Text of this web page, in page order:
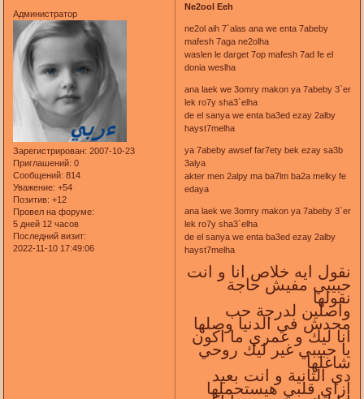
Администратор
Зарегистрирован: 2007-10-23
Приглашений: 0
Сообщений: 814
Уважение: +54
Позитив: +12
Провел на форуме:
5 дней 12 часов
Последний визит:
2022-11-10 17:49:06
Ne2ool Eeh
ne2ol aih 7`alas ana we enta 7abeby
mafesh 7aga ne2olha
waslen le darget 7op mafesh 7ad fe el
donia weslha
ana laek we 3omry makon ya 7abeby 3`er
lek ro7y sha3`elha
de el sanya we enta ba3ed ezay 2alby
hayst7melha
ya 7abeby awsef far7ety bek ezay sa3b
3alya
akter men 2alpy ma ba7lm ba2a melky fe
edaya
ana laek we 3omry makon ya 7abeby 3`er
lek ro7y sha3`elha
de el sanya we enta ba3ed ezay 2alby
hayst7melha
نقول ايه خلاص انا و انت
حبيبي مفيش حاجة
نقولها
واصلين لدرجة حب
محدش في الدنيا وصلها
انا ليك و عمري ما اكون
يا حبيبي غير ليك روحي
شاغلها
دي الثانية و انت بعيد
ازاي قلبي هيستحملها